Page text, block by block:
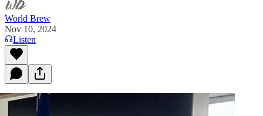
World Brew
Nov 10, 2024
Listen